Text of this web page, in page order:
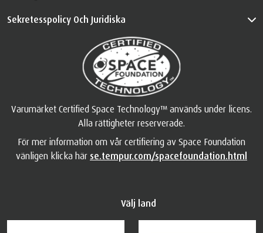
Sekretesspolicy Och Juridiska
Varumärket Certified Space Technology™ används under licens.
Alla rättigheter reserverade.
För mer information om vår certifiering av Space Foundation
vänligen klicka här se.tempur.com/spacefoundation.html
Välj land